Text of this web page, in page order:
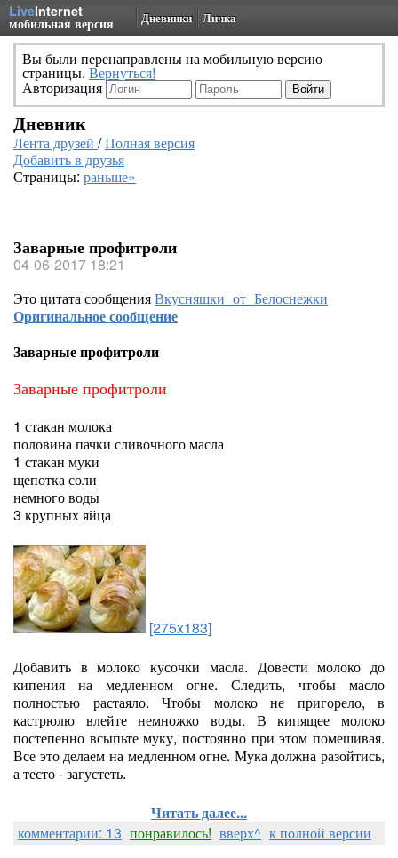
LiveInternet
мобильная версия Дневники Личка
Вы были перенаправлены на мобильную версию
страницы. Вернуться!
Авторизация
Дневник
Лента друзей /Полная версия
Добавить в друзья
Страницы: раньше»
Заварные профитроли
04-06-2017 18:21
Это цитата сообщенияВкусняшки_от_Белоснежки
Оригинальное сообщение
Заварные профитроли
Заварные профитроли
1 стакан молока
половина пачки сливочного масла
1 стакан муки
щепотка соли
немного воды
3 крупных яйца
[275x183]
Добавить в молоко кусочки масла. Довести молоко до
кипения на медленном огне. Следить, чтобы масло
полностью растаяло. Чтобы молоко не пригорело, в
кастрюлю влейте немножко воды. В кипящее молоко
постепенно всыпьте муку, постоянно при этом помешивая.
Все это делаем на медленном огне. Мука должна разойтись,
а тесто - загустеть.
Читать далее...
комментарии: 13 понравилось! вверх^ к полной версии